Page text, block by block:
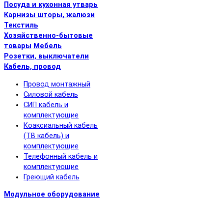
Посуда и кухонная утварь
Карнизы шторы, жалюзи
Текстиль
Хозяйственно-бытовые
товары Мебель
Розетки, выключатели
Кабель, провод
Провод монтажный
Силовой кабель
СИП кабель и
комплектующие
Коаксиальный кабель
(ТВ кабель) и
комплектующие
Телефонный кабель и
комплектующие
Греющий кабель
Модульное оборудование